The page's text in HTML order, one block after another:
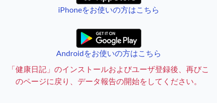
iPhoneをお使いの方はこちら
Androidをお使いの方はこちら
「健康日記」のインストールおよびユーザ登録後、再びこ
のページに戻り、データ報告の開始をしてください。